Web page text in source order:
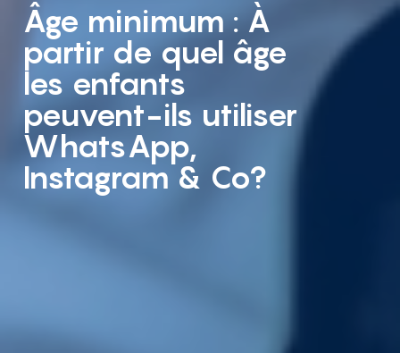
Âge minimum : À
partir de quel âge
les enfants
peuvent-ils utiliser
WhatsApp,
Instagram & Co?